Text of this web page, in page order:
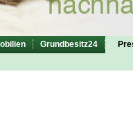
Grundbesitz24